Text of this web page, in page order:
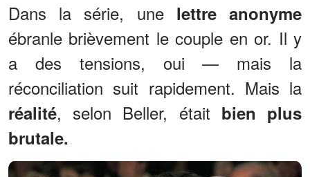
Dans la série, une lettre anonyme
ébranle brièvement le couple en or. Il y
a des tensions, oui — mais la
réconciliation suit rapidement. Mais la
réalité, selon Beller, était bien plus
brutale.